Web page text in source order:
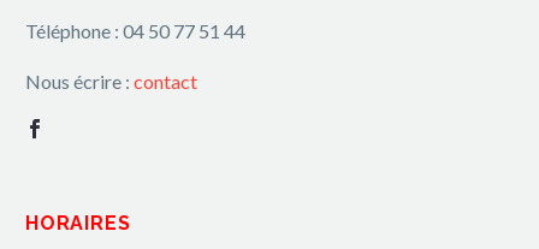
Téléphone : 04 50 77 51 44
Nous écrire : contact
HORAIRES